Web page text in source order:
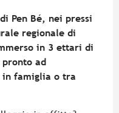
Pen Bé, nei pressi
regionale di
in 3 ettari di
ad
in famiglia o tra